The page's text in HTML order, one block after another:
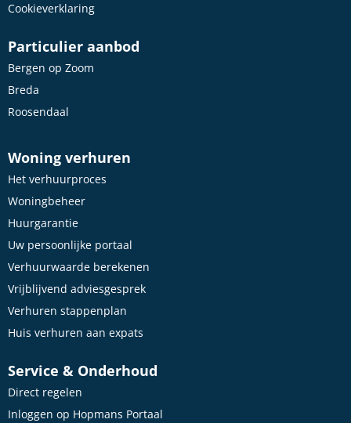
Cookieverklaring
Particulier aanbod
Bergen op Zoom
Breda
Roosendaal
Woning verhuren
Het verhuurproces
Woningbeheer
Huurgarantie
Uw persoonlijke portaal
Verhuurwaarde berekenen
Vrijblijvend adviesgesprek
Verhuren stappenplan
Huis verhuren aan expats
Service & Onderhoud
Direct regelen
Inloggen op Hopmans Portaal